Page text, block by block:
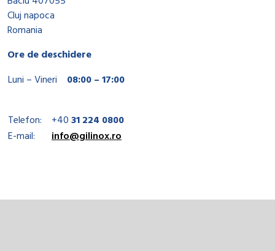
Cluj napoca
Romania
Ore de deschidere
Luni – Vineri
08:00 – 17:00
Telefon: +4031 224 0800
E-mail:
info@gilinox.ro